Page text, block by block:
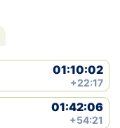
01:10:02
+22:17
01:42:06
+54:21